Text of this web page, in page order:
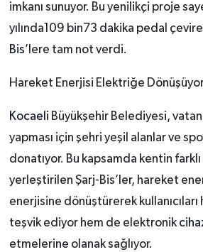
imkanı sunuyor. Bu yenilikçi proje
yılında109 bin73 dakika pedal
Bis’lere tam not verdi.
Hareket Enerjisi Elektriğe
Kocaeli Büyükşehir Belediyesi,
yapması için şehri yeşil alanlar ve
donatıyor. Bu kapsamda kentin
yerleştirilen Şarj-Bis’ler, hareket
enerjisine dönüştürerek
teşvik ediyor hem de elektronik
etmelerine olanak sağlıyor.